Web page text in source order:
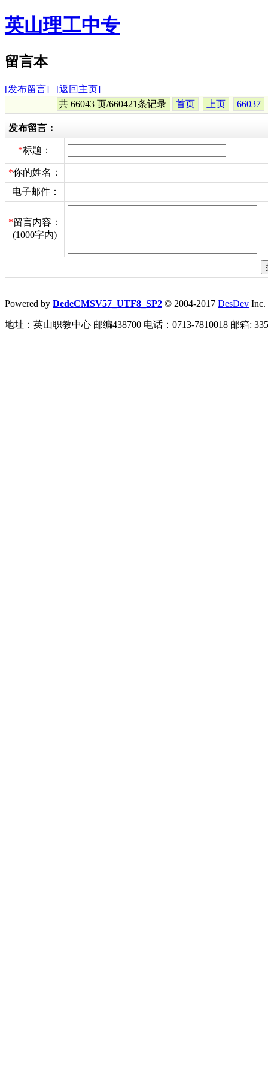
英山理工中专
留言本
[发布留言]
[返回主页]
共 66043 页/660421条记录
首页 上页 66037
发布留言：
*标题：
*你的姓名：
电子邮件：
*留言内容：
(1000字内)
Powered by DedeCMSV57_UTF8_SP2 © 2004-2017 DesDev Inc.
地址：英山职教中心 邮编438700 电话：0713-7810018 邮箱: